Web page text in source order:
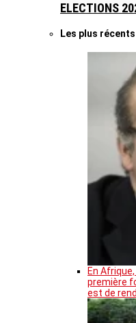
ELECTIONS
Les plus récents
En
première
est de